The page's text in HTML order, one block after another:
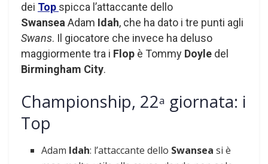
dei Top spicca l’attaccante dello
SwanseaAdam Idah, che ha dato i tre punti agli
Swans. Il giocatore che invece ha deluso
maggiormente tra i Flop è Tommy Doyle del
Birmingham City.
Championship, 22a giornata: i
Top
Adam Idah: l’attaccante dello Swanseasi è